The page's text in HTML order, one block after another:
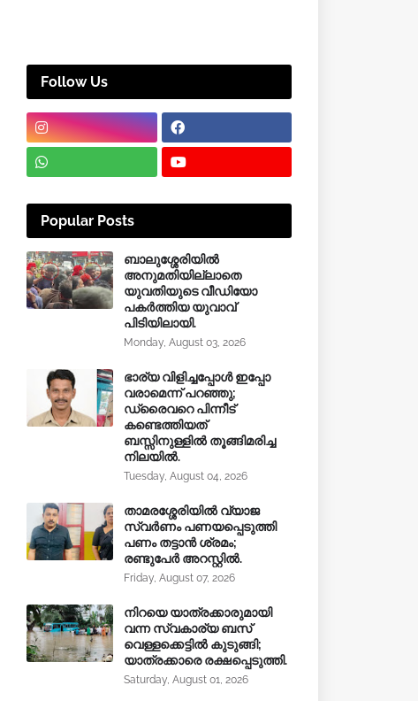
Follow Us
Popular Posts
ബാലുശ്ശേരിയിൽ
അനുമതിയില്ലാതെ
യുവതിയുടെ വീഡിയോ
പകർത്തിയ യുവാവ്
പിടിയിലായി.
Monday, August 03, 2026
ഭാര്യ വിളിച്ചപ്പോള്‍ ഇപ്പോ
വരാമെന്ന് പറഞ്ഞു;
ഡ്രൈവറെ പിന്നീട്
കണ്ടെത്തിയത്
ബസ്സിനുള്ളില്‍ തൂങ്ങിമരിച്ച
നിലയിൽ.
Tuesday, August 04, 2026
താമരശ്ശേരിയിൽ വ്യാജ
സ്വർണം പണയപ്പെടുത്തി
പണം തട്ടാൻ ശ്രമം;
രണ്ടുപേർ അറസ്റ്റിൽ.
Friday, August 07, 2026
നിറയെ യാത്രക്കാരുമായി
വന്ന സ്വകാര്യ ബസ്
വെള്ളക്കെട്ടിൽ കുടുങ്ങി;
യാത്രക്കാരെ രക്ഷപ്പെടുത്തി.
Saturday, August 01, 2026